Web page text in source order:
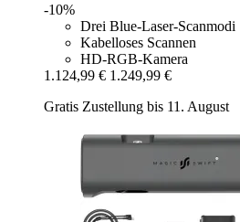
-10%
Drei Blue-Laser-Scanmodi
Kabelloses Scannen
HD-RGB-Kamera
1.124,99 € 1.249,99 €
Gratis Zustellung bis 11. August